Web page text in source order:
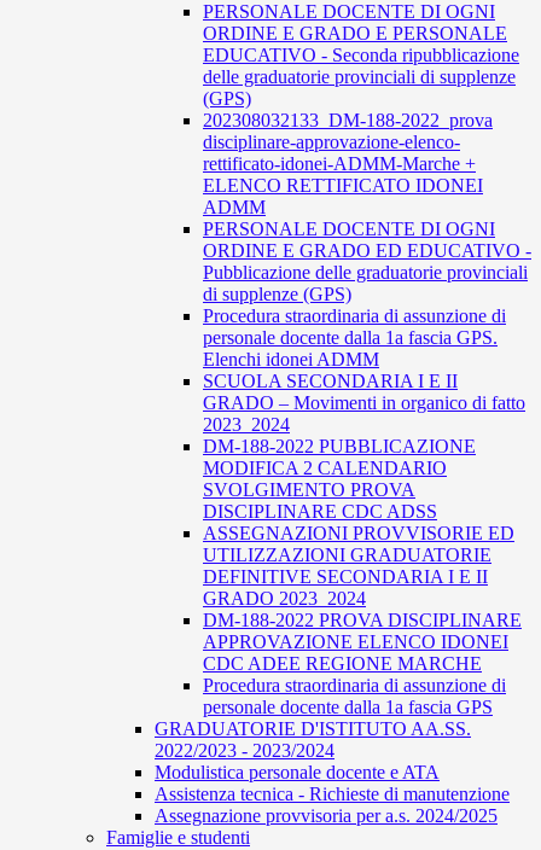
PERSONALE DOCENTE DI OGNI
ORDINE E GRADO E PERSONALE
EDUCATIVO - Seconda ripubblicazione
delle graduatorie provinciali di supplenze
(GPS)
202308032133_DM-188-2022_prova
disciplinare-approvazione-elenco-
rettificato-idonei-ADMM-Marche +
ELENCO RETTIFICATO IDONEI
ADMM
PERSONALE DOCENTE DI OGNI
ORDINE E GRADO ED EDUCATIVO -
Pubblicazione delle graduatorie provinciali
di supplenze (GPS)
Procedura straordinaria di assunzione di
personale docente dalla 1a fascia GPS.
Elenchi idonei ADMM
SCUOLA SECONDARIA I E II
GRADO – Movimenti in organico di fatto
2023_2024
DM-188-2022 PUBBLICAZIONE
MODIFICA 2 CALENDARIO
SVOLGIMENTO PROVA
DISCIPLINARE CDC ADSS
ASSEGNAZIONI PROVVISORIE ED
UTILIZZAZIONI GRADUATORIE
DEFINITIVE SECONDARIA I E II
GRADO 2023_2024
DM-188-2022 PROVA DISCIPLINARE
APPROVAZIONE ELENCO IDONEI
CDC ADEE REGIONE MARCHE
Procedura straordinaria di assunzione di
personale docente dalla 1a fascia GPS
GRADUATORIE D'ISTITUTO AA.SS.
2022/2023 - 2023/2024
Modulistica personale docente e ATA
Assistenza tecnica - Richieste di manutenzione
Assegnazione provvisoria per a.s. 2024/2025
Famiglie e studenti